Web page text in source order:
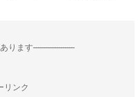
ります--------------------
リンク